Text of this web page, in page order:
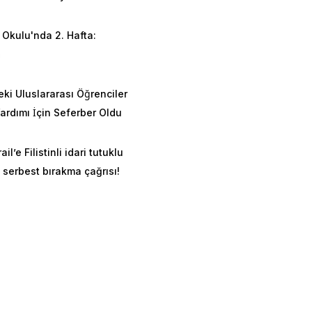
bölgesel güvenliği
süreçte arabulucu
ihtimali mevcuttur.
Tehrik-i
ve bu örgütün
üç işgal
bölgesidir. 1893’te
İngilizlerin
dâhil edilmiştir. Bu
fazla olduğu tipik
2. Hafta:
Uluslararası Öğrenciler
İçin Seferber Oldu
Filistinli idari tutuklu
bırakma çağrısı!